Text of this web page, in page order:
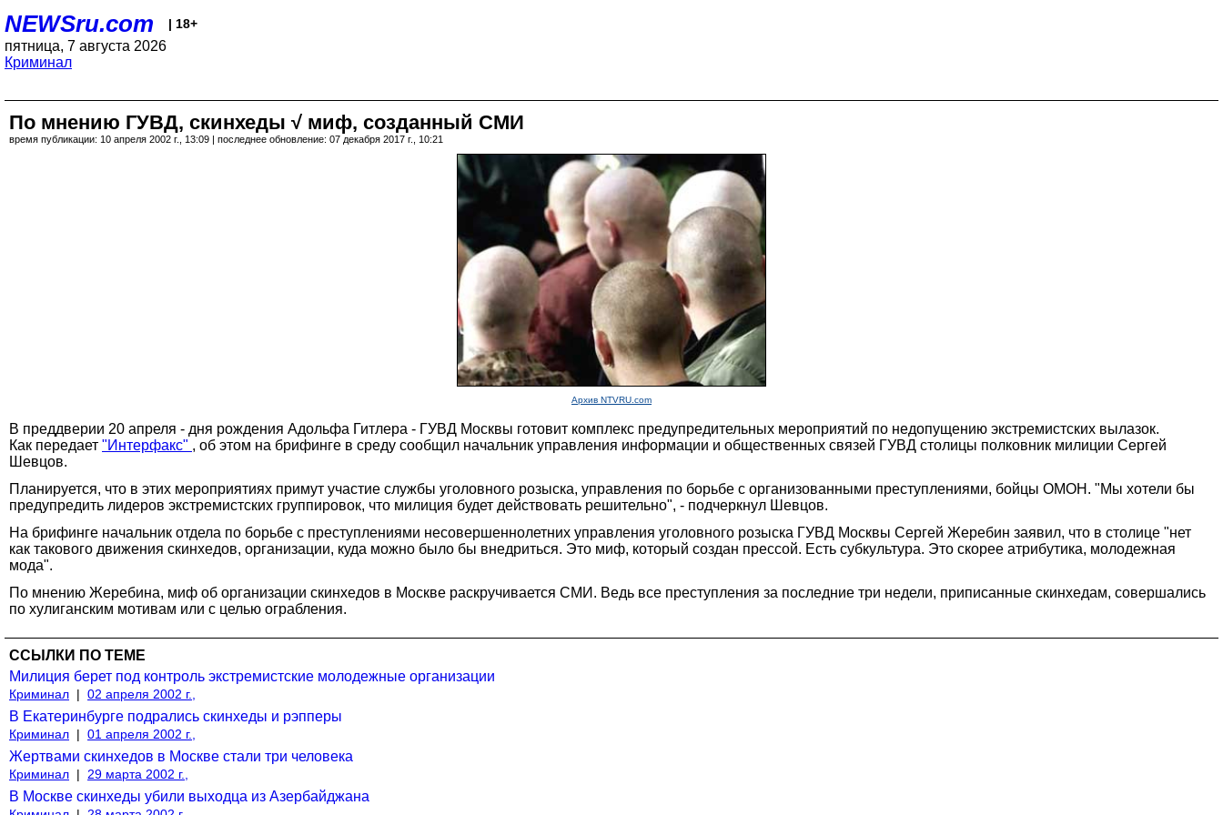
NEWSru.com | 18+
пятница, 7 августа 2026
Криминал
По мнению ГУВД, скинхеды √ миф, созданный СМИ
время публикации: 10 апреля 2002 г., 13:09 | последнее обновление: 07 декабря 2017 г., 10:21
Архив NTVRU.com
В преддверии 20 апреля - дня рождения Адольфа Гитлера - ГУВД Москвы готовит комплекс предупредительных мероприятий по недопущению экстремистских вылазок.
Как передает "Интерфакс" , об этом на брифинге в среду сообщил начальник управления информации и общественных связей ГУВД столицы полковник милиции Сергей
Шевцов.
Планируется, что в этих мероприятиях примут участие службы уголовного розыска, управления по борьбе с организованными преступлениями, бойцы ОМОН. "Мы хотели бы
предупредить лидеров экстремистских группировок, что милиция будет действовать решительно", - подчеркнул Шевцов.
На брифинге начальник отдела по борьбе с преступлениями несовершеннолетних управления уголовного розыска ГУВД Москвы Сергей Жеребин заявил, что в столице "нет
как такового движения скинхедов, организации, куда можно было бы внедриться. Это миф, который создан прессой. Есть субкультура. Это скорее атрибутика, молодежная
мода".
По мнению Жеребина, миф об организации скинхедов в Москве раскручивается СМИ. Ведь все преступления за последние три недели, приписанные скинхедам, совершались
по хулиганским мотивам или с целью ограбления.
ССЫЛКИ ПО ТЕМЕ
Милиция берет под контроль экстремистские молодежные организации
Криминал | 02 апреля 2002 г.,
В Екатеринбурге подрались скинхеды и рэпперы
Криминал | 01 апреля 2002 г.,
Жертвами скинхедов в Москве стали три человека
Криминал | 29 марта 2002 г.,
В Москве скинхеды убили выходца из Азербайджана